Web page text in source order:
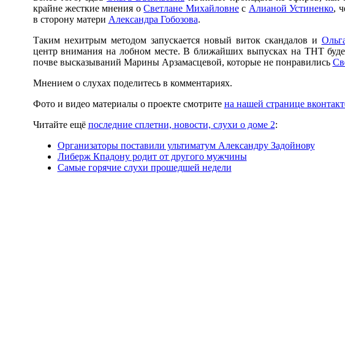
крайне жесткие мнения оСветлане Михайловнес Алианой Устиненко,
в сторону матери Александра Гобозова.
Таким нехитрым методом запускается новый виток скандалов и
центр внимания на лобном месте. В ближайших выпусках на ТНТ
почве высказываний Марины Арзамасцевой, которые не понравились
Мнением о слухах поделитесь в комментариях.
Фото и видео материалы о проекте смотрите на нашей странице
Читайте ещё последние сплетни, новости, слухи о доме 2:
Организаторы поставили ультиматум Александру Задойнову
Либерж Кпадону родит от другого мужчины
Самые горячие слухи прошедшей недели